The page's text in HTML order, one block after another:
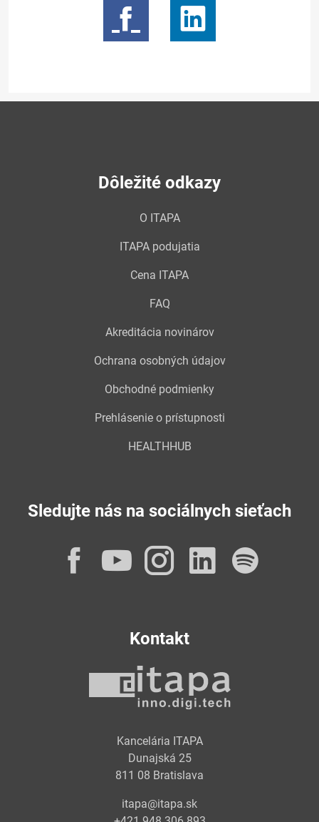
Dôležité odkazy
O ITAPA
ITAPA podujatia
Cena ITAPA
FAQ
Akreditácia novinárov
Ochrana osobných údajov
Obchodné podmienky
Prehlásenie o prístupnosti
HEALTHHUB
Sledujte nás na sociálnych sieťach
Facebook
YouTube
Instagram
Kontakt
Kancelária ITAPA
Dunajská 25
811 08 Bratislava
itapa@itapa.sk